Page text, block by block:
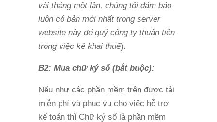
vài tháng một lần, chúng tôi đảm bảo
luôn có bản mới nhất trong server
website này để quý công ty thuận tiện
trong việc kê khai thuế).
B2: Mua chữ ký số (bắt buộc):
Nếu như các phần mềm trên được tải
miễn phí và phục vụ cho việc hỗ trợ
kế toán thì Chữ ký số là phần mềm